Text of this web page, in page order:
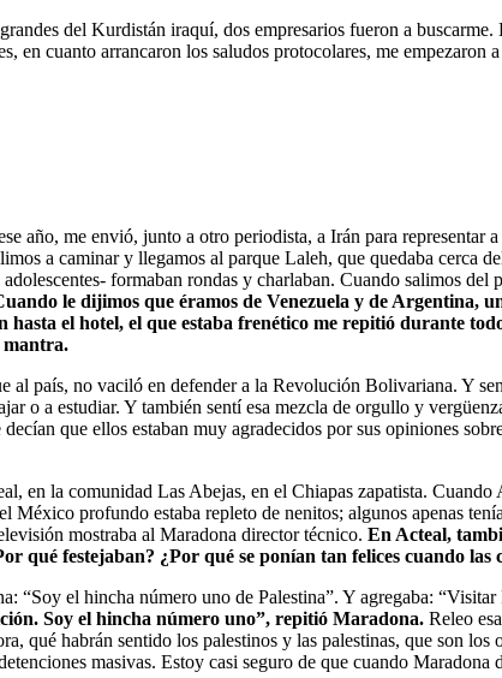
del Kurdistán iraquí, dos empresarios fueron a
en cuanto arrancaron los saludos protocolares, me
año, me envió, junto a otro periodista, a Irán para representar
a caminar y llegamos al parque Laleh, que quedaba cerca
formaban rondas y charlaban. Cuando salimos
le dijimos que éramos de Venezuela y de Argentina,
el hotel, el que estaba frenético me repitió durante
mantra.
país, no vaciló en defender a la Revolución Bolivariana. Y
o a estudiar. Y también sentí esa mezcla de orgullo y
que ellos estaban muy agradecidos por sus opiniones
en la comunidad Las Abejas, en el Chiapas zapatista.
México profundo estaba repleto de nenitos; algunos apenas
mostraba al Maradona director técnico. En Acteal,
qué festejaban? ¿Por qué se ponían tan felices cuando
“Soy el hincha número uno de Palestina”. Y agregaba:
Soy el hincha número uno”, repitió Maradona. Releo
qué habrán sentido los palestinos y las palestinas, que son
masivas. Estoy casi seguro de que cuando